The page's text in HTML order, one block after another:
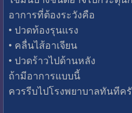
อาการที่ต้องระวังคือ
• ปวดท้องรุนแรง
• คลื่นไส้อาเจียน
• ปวดร้าวไปด้านหลัง
ถ้ามีอาการแบบนี้
ควรรีบไปโรงพยาบาลทันทีค